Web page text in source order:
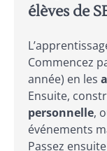
élèves de
Commencez
année) en les
Ensuite,
personnelle,
événements
Passez